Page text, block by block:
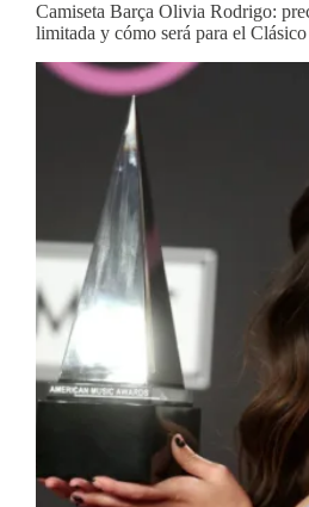
Camiseta Barça Olivia Rodrigo:
limitada y cómo será para el Clásico